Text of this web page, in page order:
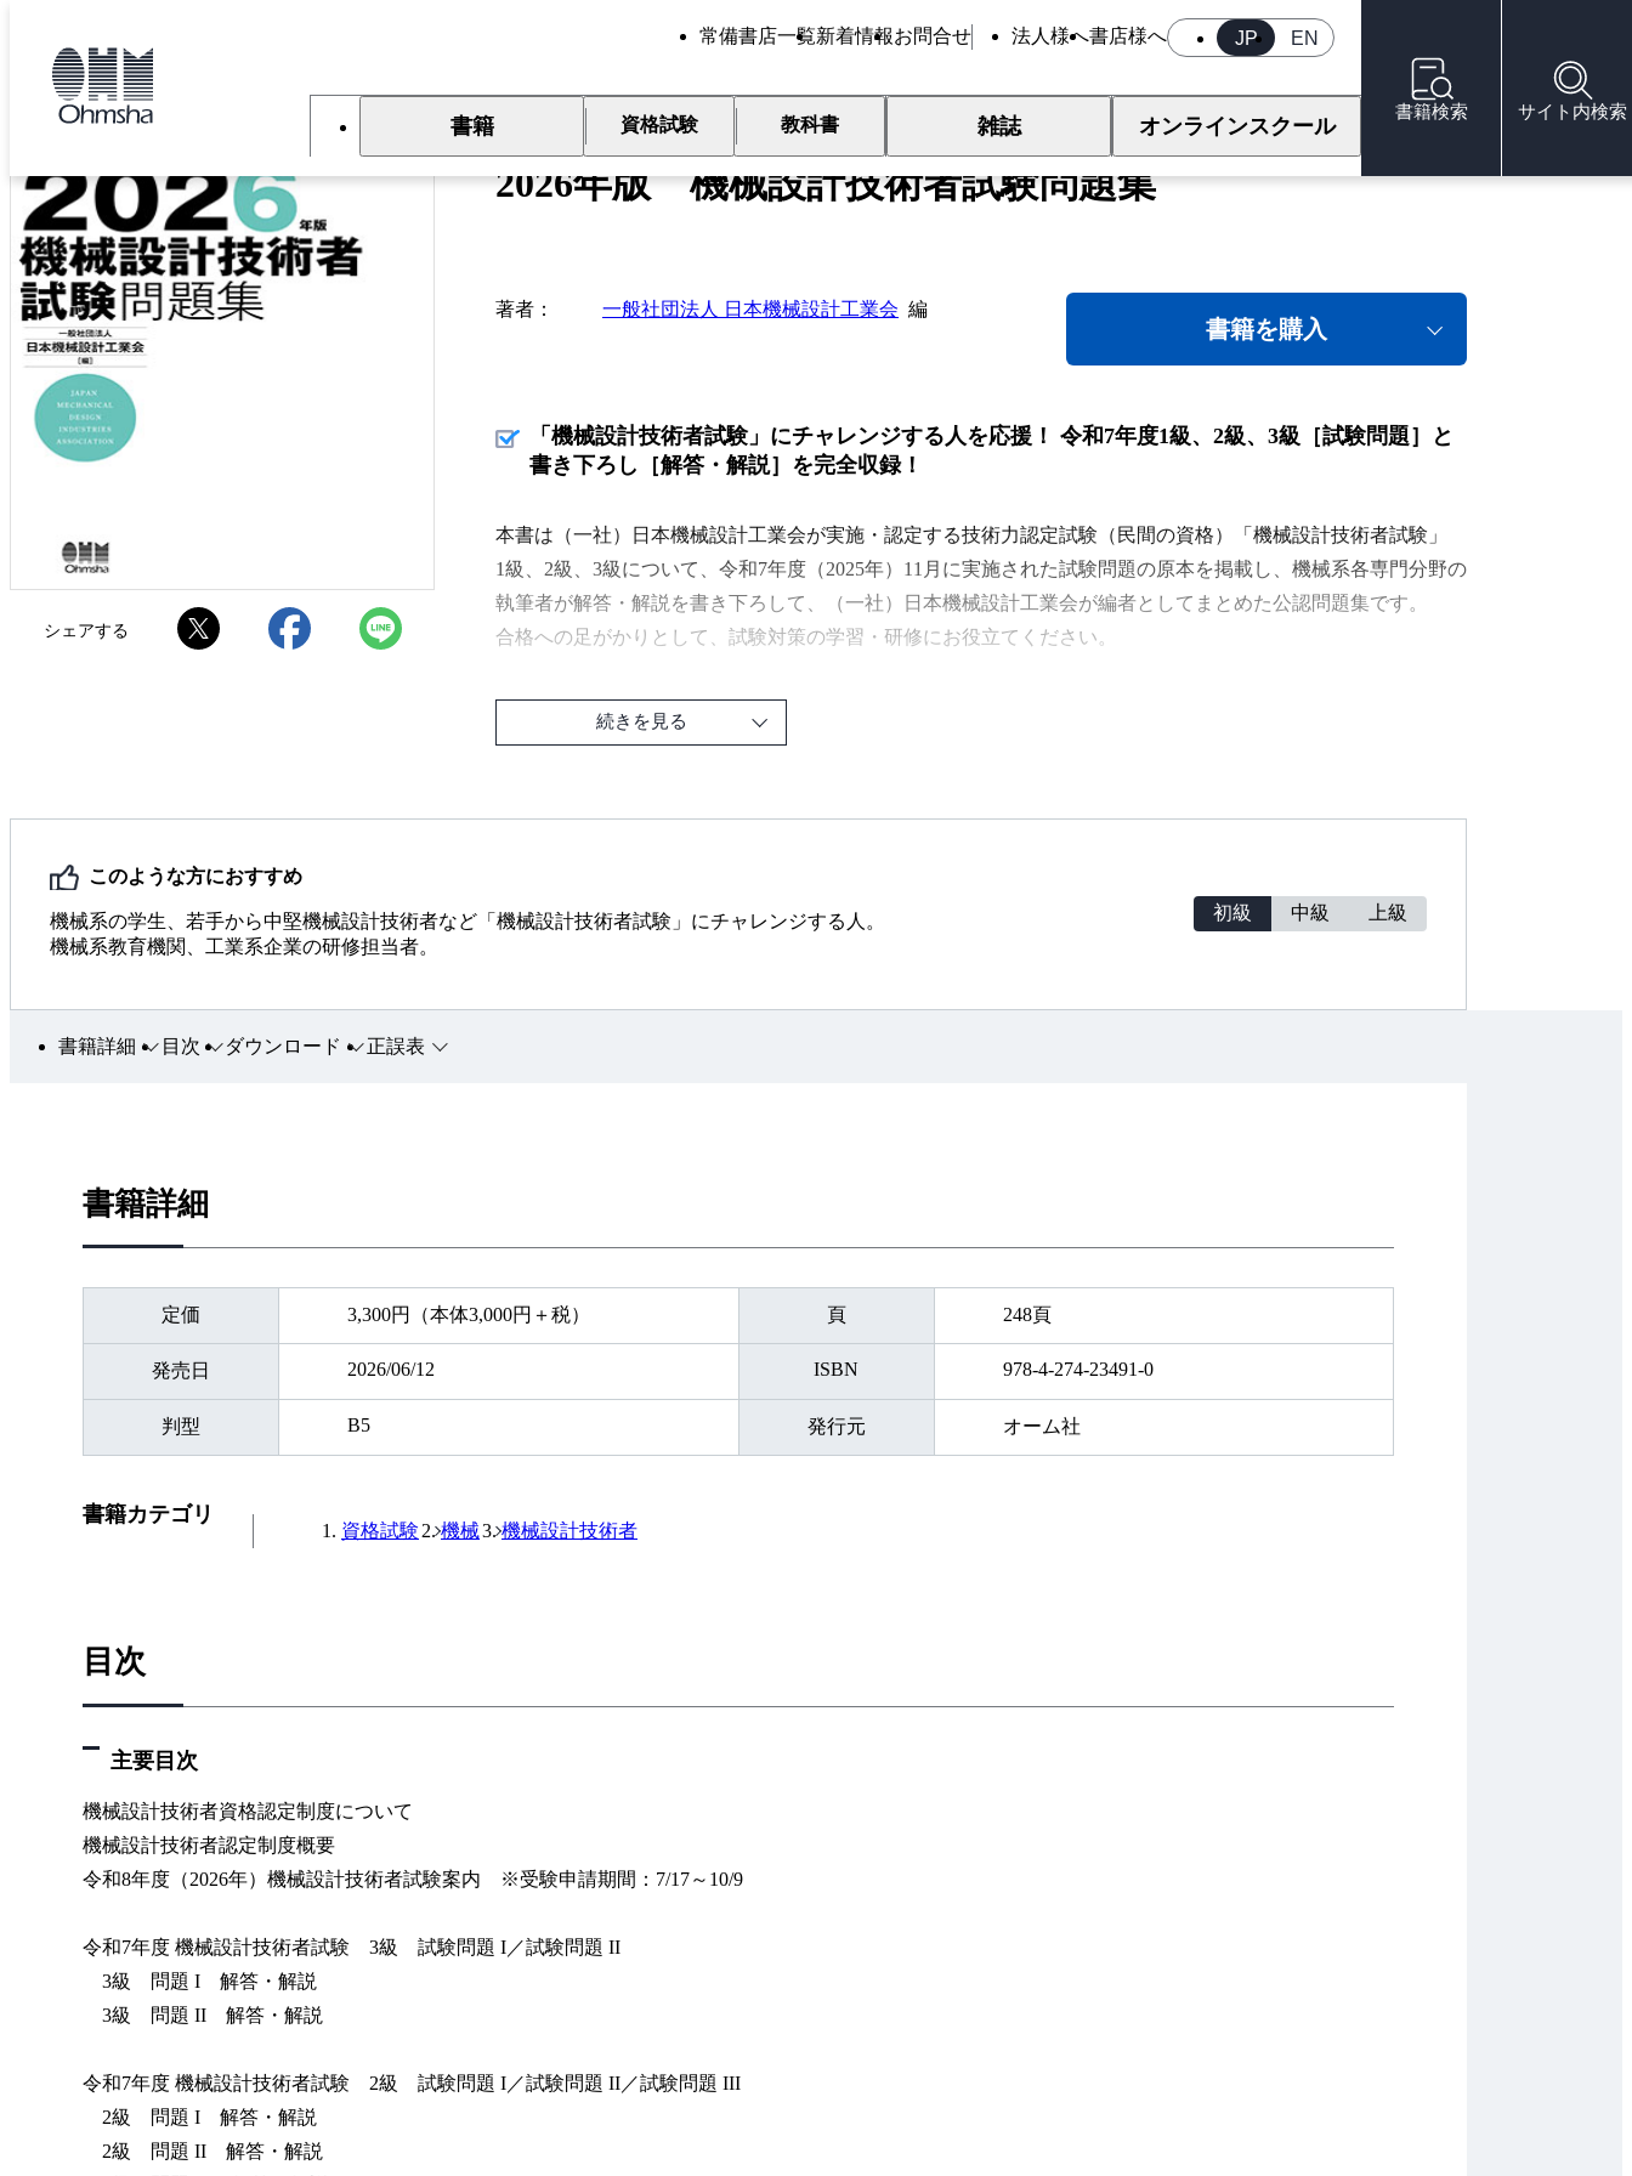
JP EN
常備書店一覧新着情報お問合せ 法人様へ書店様へ
書籍 資格試験 教科書 雑誌 オンラインスクール
書籍検索 サイト内検索
新刊
2026年版 機械設計技術者試験問題集
シェアする
著者 一般社団法人 日本機械設計工業会 編
書籍を購入
「機械設計技術者試験」にチャレンジする人を応援！ 令和7年度1級、2級、3級［試験問題］と
書き下ろし［解答・解説］を完全収録！
本書は（一社）日本機械設計工業会が実施・認定する技術力認定試験（民間の資格）「機械設計技術者試験」
1級、2級、3級について、令和7年度（2025年）11月に実施された試験問題の原本を掲載し、機械系各専門分野の
執筆者が解答・解説を書き下ろして、（一社）日本機械設計工業会が編者としてまとめた公認問題集です。
合格への足がかりとして、試験対策の学習・研修にお役立てください。
※「機械設計技術者試験」の詳細は、主催の（一社）日本機械設計工業会へお問合せください。
続きを見る
このような方におすすめ
機械系の学生、若手から中堅機械設計技術者など「機械設計技術者試験」にチャレンジする人。
機械系教育機関、工業系企業の研修担当者。
初級 中級 上級
書籍詳細 目次 ダウンロード 正誤表
書籍詳細
定価 3,300円（本体3,000円＋税） 頁 248頁
発売日 2026/06/12 ISBN 978-4-274-23491-0
判型 B5 発行元 オーム社
書籍カテゴリ
資格試験 機械 機械設計技術者
目次
主要目次
機械設計技術者資格認定制度について
機械設計技術者認定制度概要
令和8年度（2026年）機械設計技術者試験案内 ※受験申請期間：7/17～10/9
令和7年度 機械設計技術者試験 3級 試験問題 I／試験問題 II
3級 問題 I 解答・解説
3級 問題 II 解答・解説
令和7年度 機械設計技術者試験 2級 試験問題 I／試験問題 II／試験問題 III
2級 問題 I 解答・解説
2級 問題 II 解答・解説